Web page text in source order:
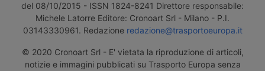
del 08/10/2015 - ISSN 1824-8241 Direttore responsabile:
Michele Latorre Editore: Cronoart Srl - Milano - P.I.
03143330961. Redazione redazione@trasportoeuropa.it
© 2020 Cronoart Srl - E' vietata la riproduzione di articoli,
notizie e immagini pubblicati su Trasporto Europa senza